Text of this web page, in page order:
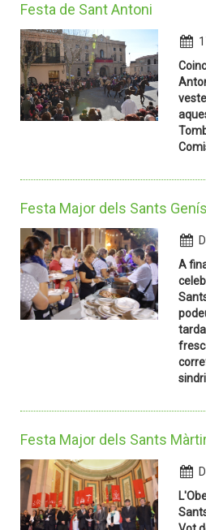
Festa de Sant Antoni
Festa Major dels Sants Genís
A
Festa Major dels Sants